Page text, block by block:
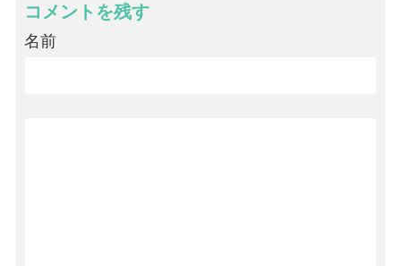
コメントを残す
名前